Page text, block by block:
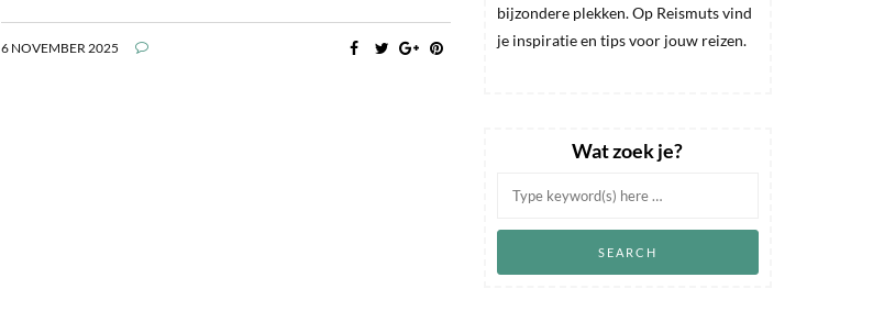
6 NOVEMBER 2025
bijzondere plekken. Op Reismuts vind
je inspiratie en tips voor jouw reizen.
Wat zoek je?